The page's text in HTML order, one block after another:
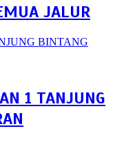
JALUR
1 TANJUNG